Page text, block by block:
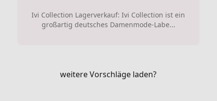
Ivi Collection Lagerverkauf: Ivi Collection ist ein
großartig deutsches Damenmode-Labe...
weitere Vorschläge laden?